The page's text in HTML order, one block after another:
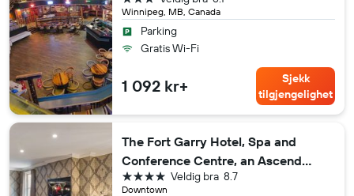
Winnipeg, MB, Canada
Parking
Gratis Wi-Fi
1 092 kr+
Sjekk
tilgjengelighet
The Fort Garry Hotel, Spa and
Conference Centre, an Ascend
Collection Hotel
Downtown
8.7
Veldig bra
4 stjerner